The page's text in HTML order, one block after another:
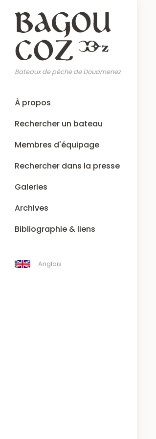
contenu
principal
Bateaux de pêche de Douarnenez
Main
navigation
À propos
Rechercher un bateau
Membres d'équipage
Rechercher dans la presse
Galeries
Archives
Bibliographie & liens
Anglais